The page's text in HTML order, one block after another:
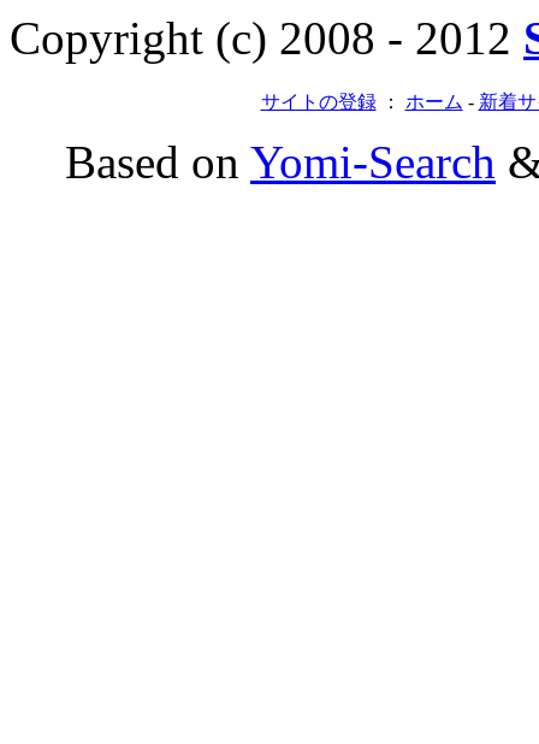
Copyright (c) 2008 - 2012
サイトの登録： ホーム - 新着
Based on Yomi-Search